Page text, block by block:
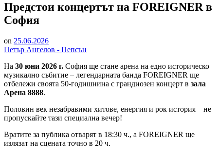
Предстои концертът на FOREIGNER в
София
on 25.06.2026
Петър Ангелов - Пепсън
На 30 юни 2026 г. София ще стане арена на едно историческо
музикално събитие – легендарната банда FOREIGNER ще
отбележи своята 50-годишнина с грандиозен концерт в зала
Арена 8888.
Половин век незабравими хитове, енергия и рок история – не
пропускайте тази специална вечер!
Вратите за публика отварят в 18:30 ч., а FOREIGNER ще
излязат на сцената точно в 20 ч.